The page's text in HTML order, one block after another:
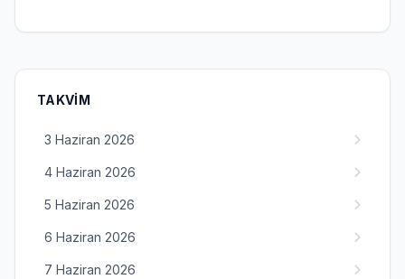
TAKVIM
3 Haziran 2026
4 Haziran 2026
5 Haziran 2026
6 Haziran 2026
7 Haziran 2026